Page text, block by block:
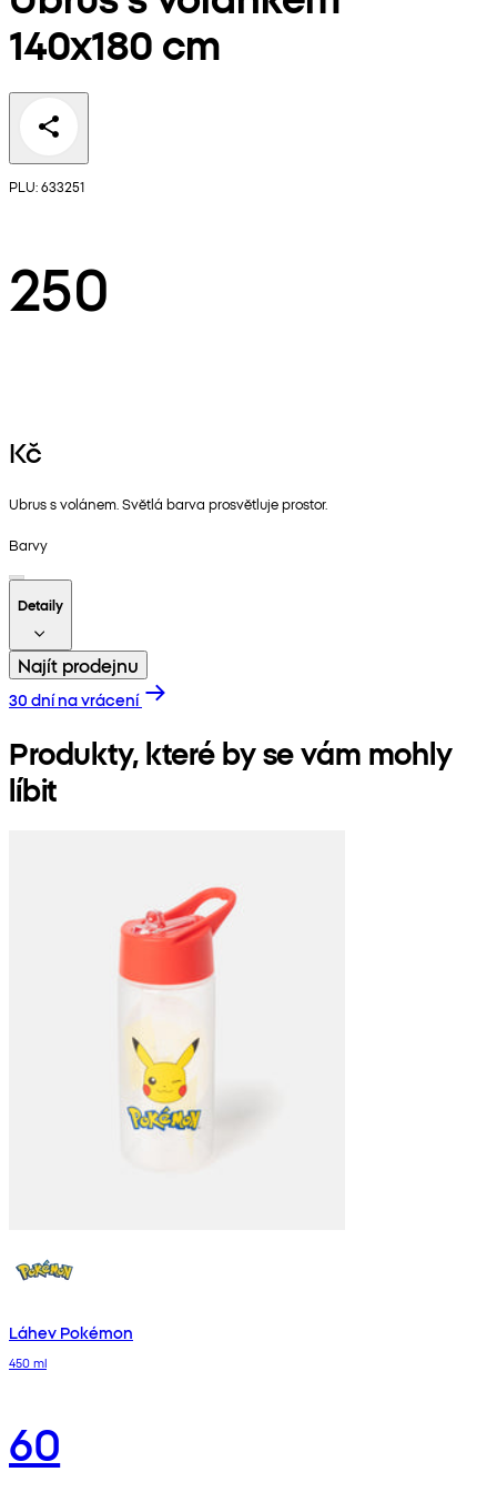
140x180 cm
PLU: 633251
250
Kč
Ubrus s volánem. Světlá barva prosvětluje prostor.
Barvy
Detaily
Najít prodejnu
30 dní na vrácení
Produkty, které by se vám mohly
líbit
Láhev Pokémon
450 ml
60